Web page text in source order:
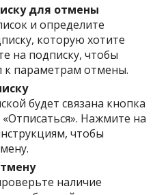
для отмены
и определите
которую хотите
на подписку, чтобы
к параметрам отмены.
будет связана кнопка
Нажмите на
чтобы
наличие